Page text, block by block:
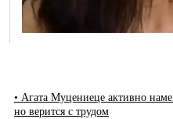
• Агата Муцениеце активно
но верится с трудом